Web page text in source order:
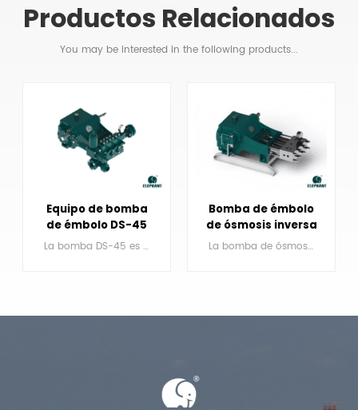
Productos Relacionados
You may be interested in the following products...
Bomba de émbolo
de ósmosis inversa
triplex DS-25
La bomba de ósmosis inversa DS-25 es una bomba de émbolo reciprocante triplex de simple efecto.
Bomba
presurizadora de
agua por ósmosisLa bomba DS-77 es una bomba de émbolo reciprocante triplex de simple efecto.